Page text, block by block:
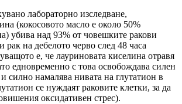
лабораторно изследване,
(кокосовото масло е около 50%
убива над 93% от човешките ракови
рак на дебелото черво след 48 часа
е, че лауриновата киселина отравя
едновременно с това освобождава силен
силно намалява нивата на глутатион в
се нуждаят раковите клетки, за да
оксидативен стрес).